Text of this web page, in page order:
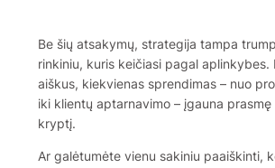
Be šių atsakymų, strategija tampa
rinkiniu, kuris keičiasi pagal aplinkybes.
aiškus, kiekvienas sprendimas – nuo
iki klientų aptarnavimo – įgauna prasmę
kryptį.
Ar galėtumėte vienu sakiniu paaiškinti,